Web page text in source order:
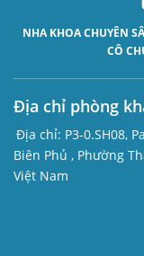
NHA KHOA CHUYÊN
CÔ
Địa chỉ phòng
Địa chỉ: P3-0.SH08,
Biên Phủ , Phường
Việt Nam